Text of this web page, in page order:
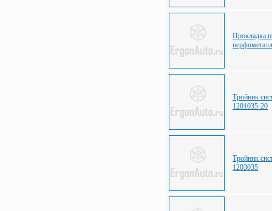
Прокладка
перфометалл
Тройник
1201035-20
Тройник
1203035